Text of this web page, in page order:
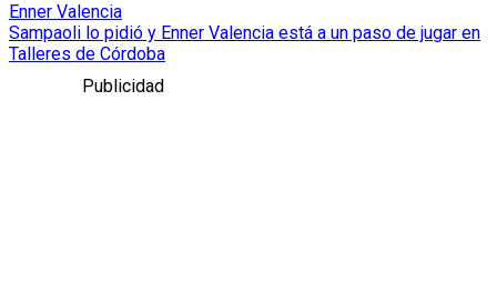
Enner Valencia
Sampaoli lo pidió y Enner Valencia está a un paso de jugar en
Talleres de Córdoba
Publicidad